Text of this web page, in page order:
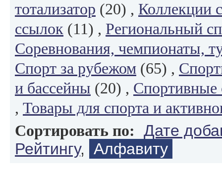
тотализатор (20) , Коллекции
ссылок (11) , Региональный
Соревнования, чемпионаты,
Спорт за рубежом (65) ,
и бассейны (20) , Спортивные
, Товары для спорта и
Сортировать по: Дате
Рейтингу, Алфавиту